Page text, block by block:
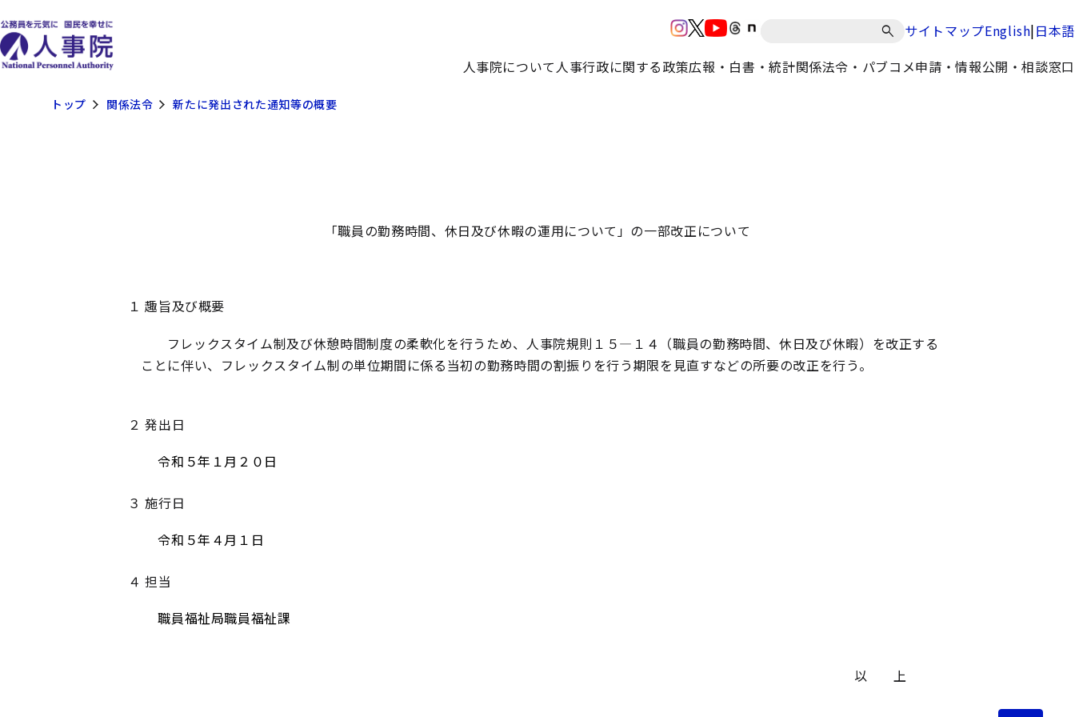
サイトマップEnglish|日本語
人事院について 人事行政に関する政策広報・白書・統計関係法令・パブコメ申請・情報公開・相談窓口
トップ 関係法令 新たに発出された通知等の概要
「職員の勤務時間、休日及び休暇の運用について」の一部改正について
１ 趣旨及び概要
フレックスタイム制及び休憩時間制度の柔軟化を行うため、人事院規則１５―１４（職員の勤務時間、休日及び休暇）を改正する
ことに伴い、フレックスタイム制の単位期間に係る当初の勤務時間の割振りを行う期限を見直すなどの所要の改正を行う。
２ 発出日
令和５年１月２０日
３ 施行日
令和５年４月１日
４ 担当
職員福祉局職員福祉課
以 上